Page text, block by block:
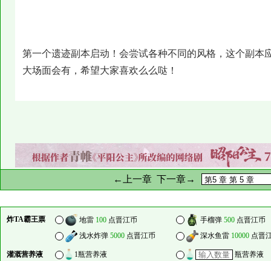
第一个遗迹副本启动！会尝试各种不同的风格，这个副本
大场面会有，希望大家喜欢么么哒！
←上一章 下一章→
炸TA霸王票 地雷 100 点晋江币 手榴弹 500 点晋江币
浅水炸弹 5000 点晋江币 深水鱼雷 10000 点晋
灌溉营养液 1瓶营养液 瓶营养液